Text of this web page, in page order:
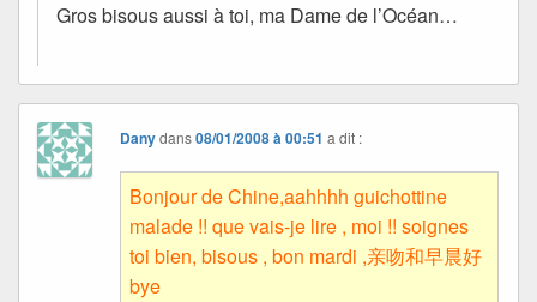
Gros bisous aussi à toi, ma Dame de l’Océan…
Danydans08/01/2008 à 00:51 a dit :
Bonjour de Chine,aahhhh guichottine
malade !! que vais-je lire , moi !! soignes
toi bien, bisous , bon mardi ,亲吻和早晨好
bye